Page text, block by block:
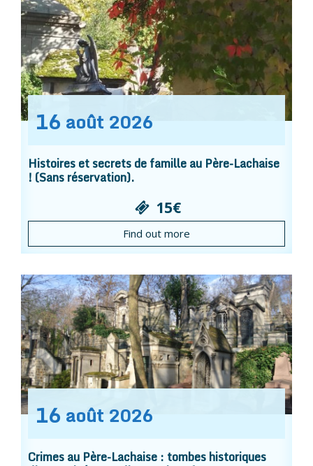
16 août 2026
Histoires et secrets de famille au Père-Lachaise
! (Sans réservation).
15€
Find out more
16 août 2026
Crimes au Père-Lachaise : tombes historiques